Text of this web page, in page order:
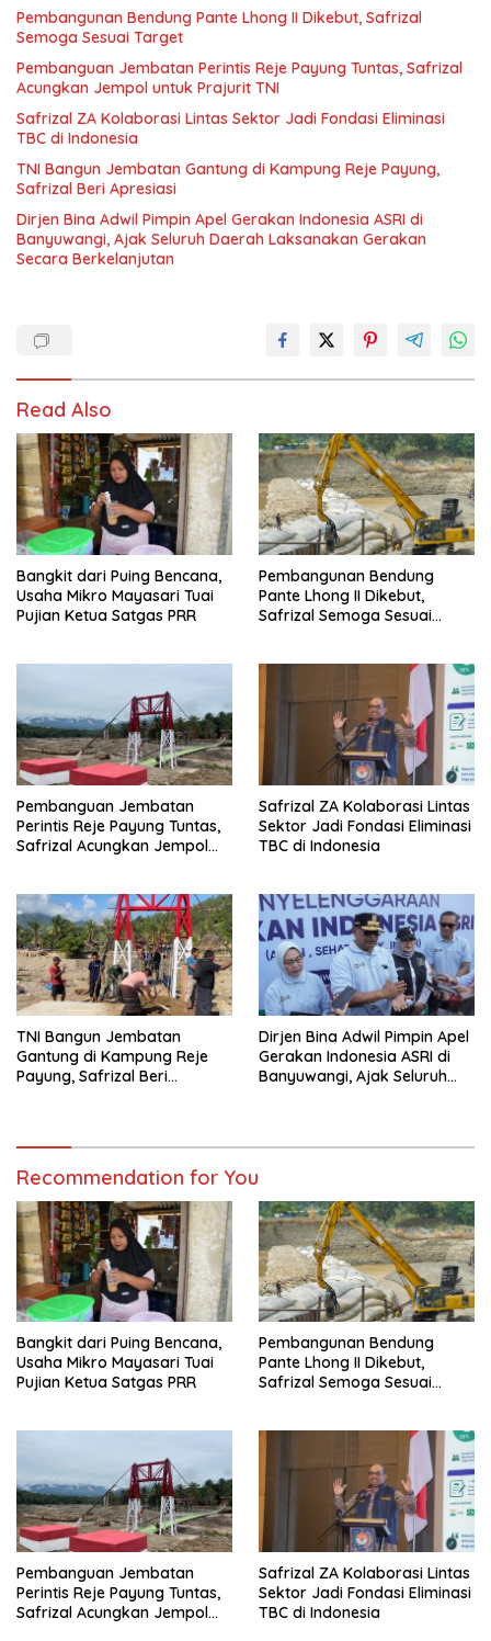
Pembangunan Bendung Pante Lhong II Dikebut, Safrizal
Semoga Sesuai Target
Pembanguan Jembatan Perintis Reje Payung Tuntas, Safrizal
Acungkan Jempol untuk Prajurit TNI
Safrizal ZA Kolaborasi Lintas Sektor Jadi Fondasi Eliminasi
TBC di Indonesia
TNI Bangun Jembatan Gantung di Kampung Reje Payung,
Safrizal Beri Apresiasi
Dirjen Bina Adwil Pimpin Apel Gerakan Indonesia ASRI di
Banyuwangi, Ajak Seluruh Daerah Laksanakan Gerakan
Secara Berkelanjutan
Read Also
Bangkit dari Puing Bencana,
Usaha Mikro Mayasari Tuai
Pujian Ketua Satgas PRR
Pembangunan Bendung
Pante Lhong II Dikebut,
Safrizal Semoga Sesuai
Pembanguan Jembatan
Perintis Reje Payung Tuntas,
Safrizal Acungkan Jempol
Safrizal ZA Kolaborasi Lintas
Sektor Jadi Fondasi Eliminasi
TBC di Indonesia
TNI Bangun Jembatan
Gantung di Kampung Reje
Payung, Safrizal Beri
Dirjen Bina Adwil Pimpin Apel
Gerakan Indonesia ASRI di
Banyuwangi, Ajak Seluruh
Recommendation for You
Bangkit dari Puing Bencana,
Usaha Mikro Mayasari Tuai
Pujian Ketua Satgas PRR
Pembangunan Bendung
Pante Lhong II Dikebut,
Safrizal Semoga Sesuai
Pembanguan Jembatan
Perintis Reje Payung Tuntas,
Safrizal Acungkan Jempol
Safrizal ZA Kolaborasi Lintas
Sektor Jadi Fondasi Eliminasi
TBC di Indonesia